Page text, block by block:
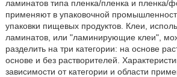
ламинатов типа пленка/пленка и пленка/
применяют в упаковочной
упаковки пищевых продуктов. Клеи,
ламинатов, или "ламинирующие клеи",
разделить на три категории: на основе
основе и без растворителей.
зависимости от категории и области